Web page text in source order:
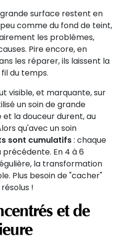
grande surface restent en
comme du fond de teint,
les problèmes,
Pire encore, en
les réparer, ils laissent la
du temps.
visible, et marquante, sur
un soin de grande
la douceur durent, au
qu'avec un soin
sont cumulatifs: chaque
En 4 à 6
la transformation
Plus besoin de "cacher"
!
et de